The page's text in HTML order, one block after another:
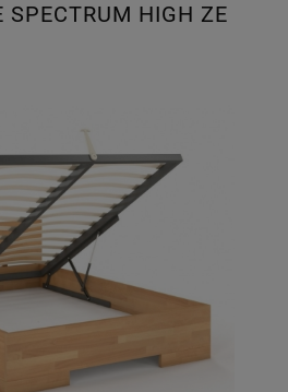
SPECTRUM HIGH ZE